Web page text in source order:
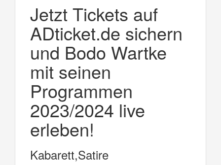
Jetzt Tickets auf
ADticket.de sichern
und Bodo Wartke
mit seinen
Programmen
2023/2024 live
erleben!
Kabarett,Satire